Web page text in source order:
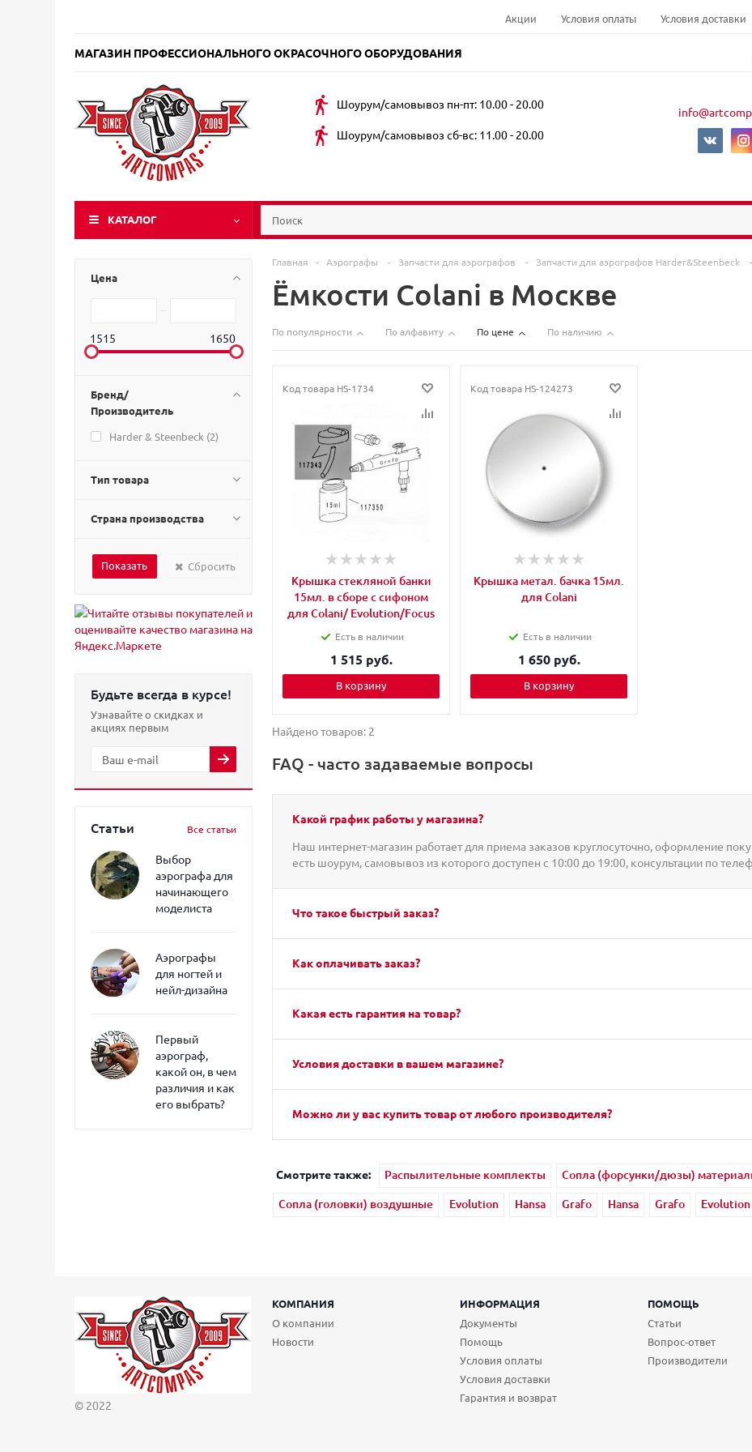
Акции Условия оплаты Условия доставки
МАГАЗИН ПРОФЕССИОНАЛЬНОГО ОКРАСОЧНОГО ОБОРУДОВАНИЯ
Шоурум/самовывоз пн-пт: 10.00 - 20.00
Шоурум/самовывоз сб-вс: 11.00 - 20.00
КАТАЛОГ
Цена
1515 1650
Бренд/
Производитель
Harder & Steenbeck (2)
Тип товара
Страна производства
Сбросить
Будьте всегда в курсе!
Узнавайте о скидках и
акциях первым
Статьи Все статьи
Выбор
аэрографа для
начинающего
моделиста
Аэрографы
для ногтей и
нейл-дизайна
Первый
аэрограф,
какой он, в чем
различия и как
его выбрать?
Главная - Аэрографы - Запчасти для аэрографов - Запчасти для аэрографов Harder&Steenbeck -
Ёмкости Colani в Москве
По популярности По алфавиту По цене По наличию
Код товара HS-1734
Крышка стекляной банки
15мл. в сборе с сифоном
для Colani/ Evolution/Focus
Есть в наличии
1 515 руб.
В корзину
Код товара HS-124273
Крышка метал. бачка 15мл.
для Colani
Есть в наличии
1 650 руб.
В корзину
Найдено товаров: 2
FAQ - часто задаваемые вопросы
Какой график работы у магазина?
Наш интернет-магазин работает для приема заказов круглосуточно, оформление
есть шоурум, самовывоз из которого доступен с 10:00 до 19:00, консультации по
Что такое быстрый заказ?
Как оплачивать заказ?
Какая есть гарантия на товар?
Условия доставки в вашем магазине?
Можно ли у вас купить товар от любого производителя?
Смотрите также: Распылительные комплекты Сопла (форсунки/дюзы)
Сопла (головки) воздушные
Evolution Hansa Grafo Hansa Grafo Evolution
© 2022
КОМПАНИЯ ИНФОРМАЦИЯ
ПОМОЩЬ
О компании
Новости
Документы
Помощь
Условия оплаты
Условия доставки
Гарантия и возврат
Статьи
Вопрос-ответ
Производители